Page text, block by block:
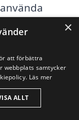
pris-
priser och
När du
vända sig
×
att förbättra
webbplats samtycker
Läs mer
ALLT